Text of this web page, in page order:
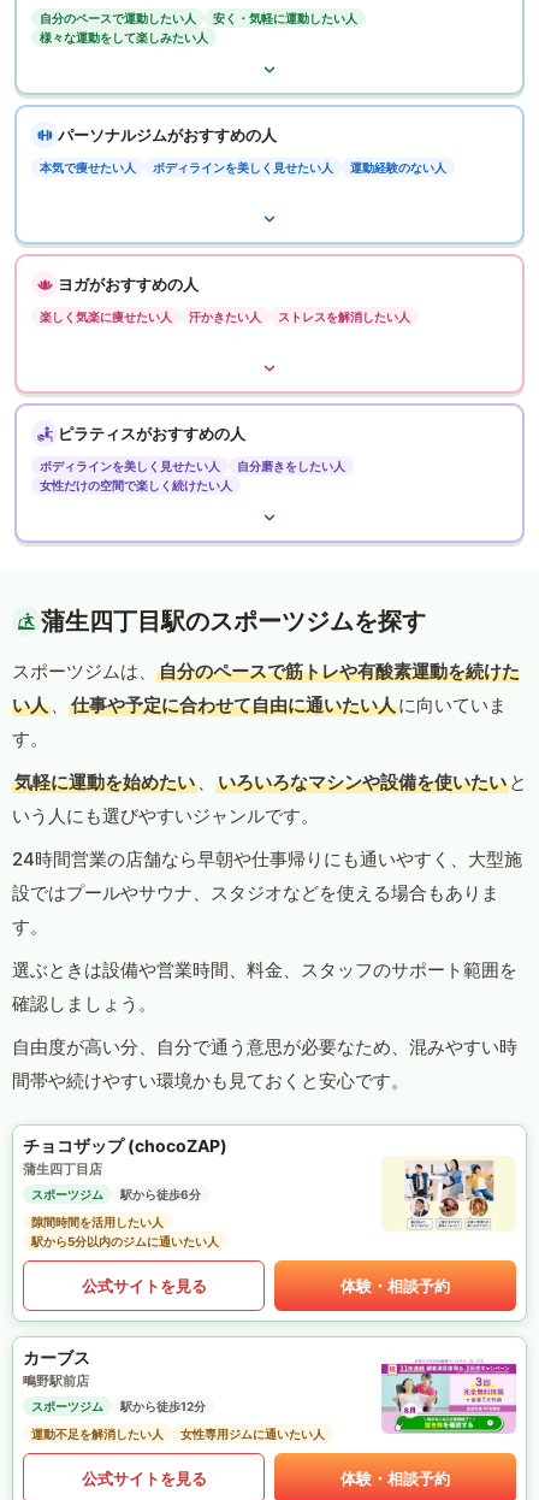
自分のペースで運動したい人
安く・気軽に運動したい人
様々な運動をして楽しみたい人
パーソナルジムがおすすめの人
本気で痩せたい人 ボディラインを美しく見せたい人 運動経験のない人
ヨガがおすすめの人
楽しく気楽に痩せたい人 汗かきたい人 ストレスを解消したい人
ピラティスがおすすめの人
ボディラインを美しく見せたい人
自分磨きをしたい人
女性だけの空間で楽しく続けたい人
蒲生四丁目駅のスポーツジムを探す
スポーツジムは、
自分のペースで筋トレや有酸素運動を続けた
い人 、 仕事や予定に合わせて自由に通いたい人に向いていま
す。
気軽に運動を始めたい 、 いろいろなマシンや設備を使いたい と
いう人にも選びやすいジャンルです。
24時間営業の店舗なら早朝や仕事帰りにも通いやすく、大型施
設ではプールやサウナ、スタジオなどを使える場合もありま
す。
選ぶときは設備や営業時間、料金、スタッフのサポート範囲を
確認しましょう。
自由度が高い分、自分で通う意思が必要なため、混みやすい時
間帯や続けやすい環境かも見ておくと安心です。
チョコザップ (chocoZAP)
蒲生四丁目店
スポーツジム
駅から徒歩6分
隙間時間を活用したい人
駅から5分以内のジムに通いたい人
公式サイトを見る 体験・相談予約
カーブス
鴫野駅前店
スポーツジム
駅から徒歩12分
運動不足を解消したい人
女性専用ジムに通いたい人
公式サイトを見る 体験・相談予約